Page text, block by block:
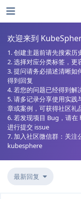
欢迎来到
1. 创建主题前请先搜索历
2. 选择对应分类标签，更
3. 提问请务必描述清晰
得到回复
4. 若您的问题已经得到解
5. 请多记录分享使用实
章或案例，可获得社区礼
6. 若发现项目 Bug，请
进行提交 issue
7. 加入社区微信群：关注
kubesphere
最新回复